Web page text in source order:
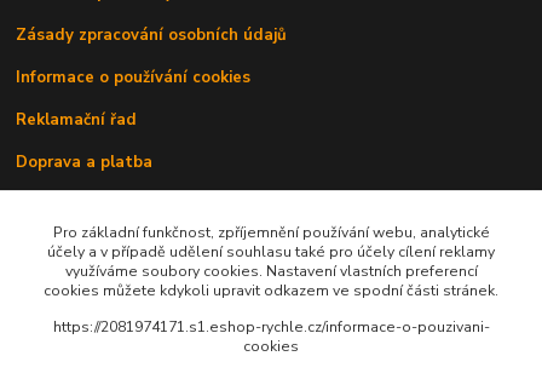
Zásady zpracování osobních údajů
Informace o používání cookies
Reklamační řad
Doprava a platba
Pro základní funkčnost, zpříjemnění používání webu, analytické
účely a v případě udělení souhlasu také pro účely cílení reklamy
využíváme soubory cookies. Nastavení vlastních preferencí
cookies můžete kdykoli upravit odkazem ve spodní části stránek.
https://2081974171.s1.eshop-rychle.cz/informace-o-pouzivani-
cookies